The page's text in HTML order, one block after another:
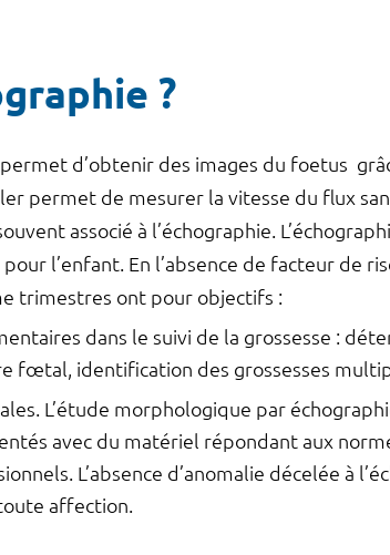
?
d’obtenir des images du foetus
permet de mesurer la vitesse du flux
associé à l’échographie.
l’enfant. En l’absence de facteur de
trimestres ont pour objectifs :
dans le suivi de la grossesse :
fœtal, identification des grossesses
L’étude morphologique par
avec du matériel répondant aux
L’absence d’anomalie décelée à
toute affection.